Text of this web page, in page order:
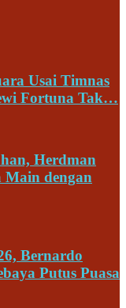
Usai Timnas
Fortuna Tak…
Herdman
Main dengan
Bernardo
Putus Puasa